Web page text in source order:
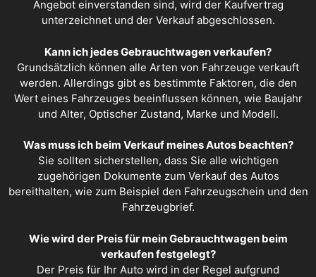
Angebot einverstanden sind, wird der Kaufvertrag
unterzeichnet und der Verkauf abgeschlossen.
Kann ich jedes Gebrauchtwagen verkaufen?
Grundsätzlich können alle Arten von Fahrzeuge verkauft
werden. Allerdings gibt es bestimmte Faktoren, die den
Wert eines Fahrzeuges beeinflussen können, wie Baujahr
und Alter, Optischer Zustand, Marke und Modell.
Was muss ich beim Verkauf meines Autos beachten?
Sie sollten sicherstellen, dass Sie alle wichtigen
zugehörigen Dokumente zum Verkauf des Autos
bereithalten, wie zum Beispiel den Fahrzeugschein und den
Fahrzeugbrief.
Wie wird der Preis für mein Gebrauchtwagen beim
verkaufen festgelegt?
Der Preis für Ihr Auto wird in der Regel aufgrund